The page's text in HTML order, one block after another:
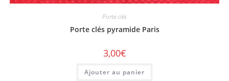
Porte clés
Porte clés pyramide Paris
3,00€
Ajouter au panier